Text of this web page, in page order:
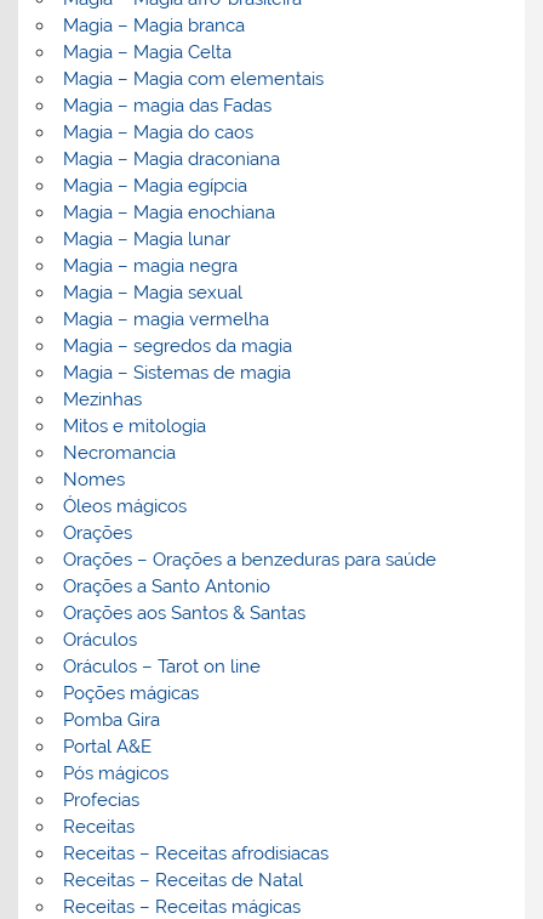
Magia – Magia branca
Magia – Magia Celta
Magia – Magia com elementais
Magia – magia das Fadas
Magia – Magia do caos
Magia – Magia draconiana
Magia – Magia egípcia
Magia – Magia enochiana
Magia – Magia lunar
Magia – magia negra
Magia – Magia sexual
Magia – magia vermelha
Magia – segredos da magia
Magia – Sistemas de magia
Mezinhas
Mitos e mitologia
Necromancia
Nomes
Óleos mágicos
Orações
Orações – Orações a benzeduras para saúde
Orações a Santo Antonio
Orações aos Santos & Santas
Oráculos
Oráculos – Tarot on line
Poções mágicas
Pomba Gira
Portal A&E
Pós mágicos
Profecias
Receitas
Receitas – Receitas afrodisiacas
Receitas – Receitas de Natal
Receitas – Receitas mágicas